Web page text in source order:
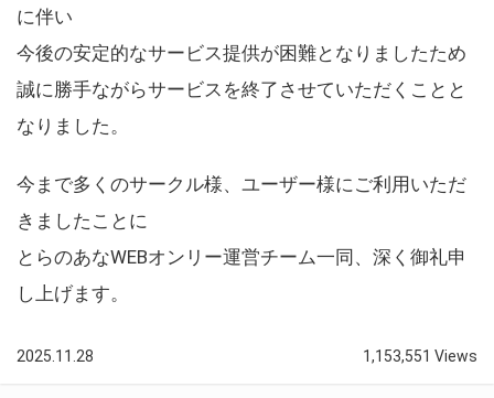
に伴い
今後の安定的なサービス提供が困難となりましたため
誠に勝手ながらサービスを終了させていただくことと
なりました。
今まで多くのサークル様、ユーザー様にご利用いただ
きましたことに
とらのあなWEBオンリー運営チーム一同、深く御礼申
し上げます。
2025.11.28 1,153,551 Views